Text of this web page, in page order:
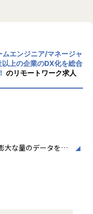
ムエンジニア/マネージャ
上の企業のDX化を総合
のリモートワーク求人
大な量のデータを蓄
から実行支援まで
タ基盤全体のDX構